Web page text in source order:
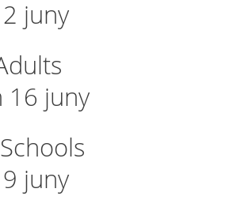
juny
for
16 juny
for
juny